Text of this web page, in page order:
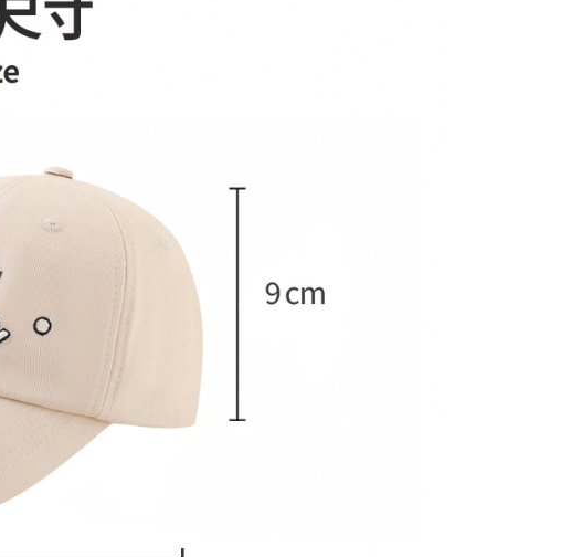
每筆NT$90，滿NT$1,500(含以上)免運費
每筆NT$225，滿NT$1,500(含以上)免運費